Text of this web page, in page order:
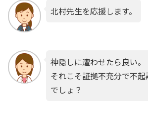
北村先生を応援します。
神隠しに遭わせたら良い。
それこそ証拠不充分で不
でしょ？